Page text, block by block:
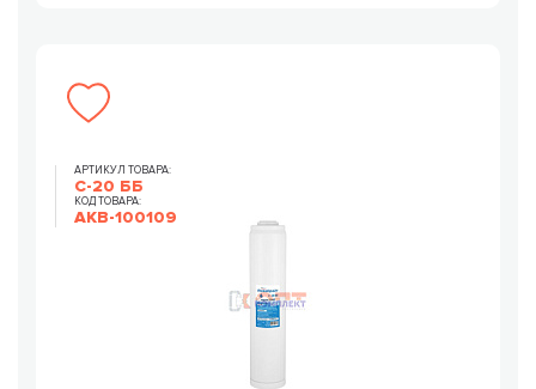
АРТИКУЛ ТОВАРА:
С-20 ББ
КОД ТОВАРА:
AKB-100109